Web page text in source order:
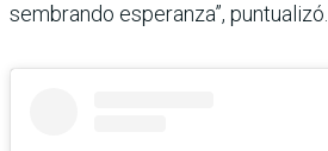
sembrando esperanza”, puntualizó.